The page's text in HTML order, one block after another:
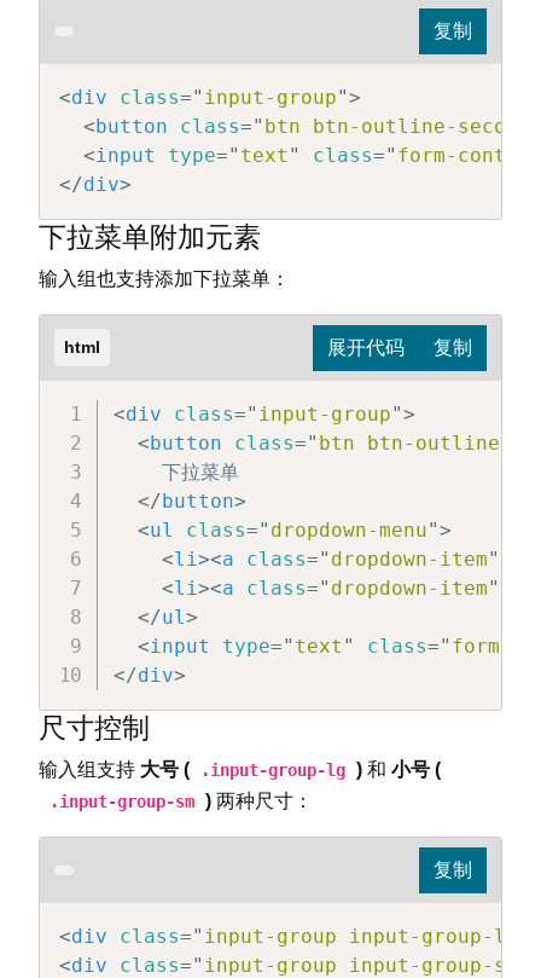
<div class=" input-group">
<button class=" btn btn-outline-
<input type=" text " class=" form-control
</div>
下拉菜单附加元素
输入组也支持添加下拉菜单：
html
<div class=" input-group">
<button class=" btn btn-outline-
    下拉菜单
</button>
<ul class=" dropdown-menu">
<li><a class=" dropdown-item"
<li><a class=" dropdown-item"
</ul>
<input type=" text " class=" form-
</div>
尺寸控制
输入组支持 大号 ( .input-group-lg ) 和 小号 (
.input-group-sm ) 两种尺寸：
<div class=" input-group input-group-lg
<div class=" input-group input-group-sm